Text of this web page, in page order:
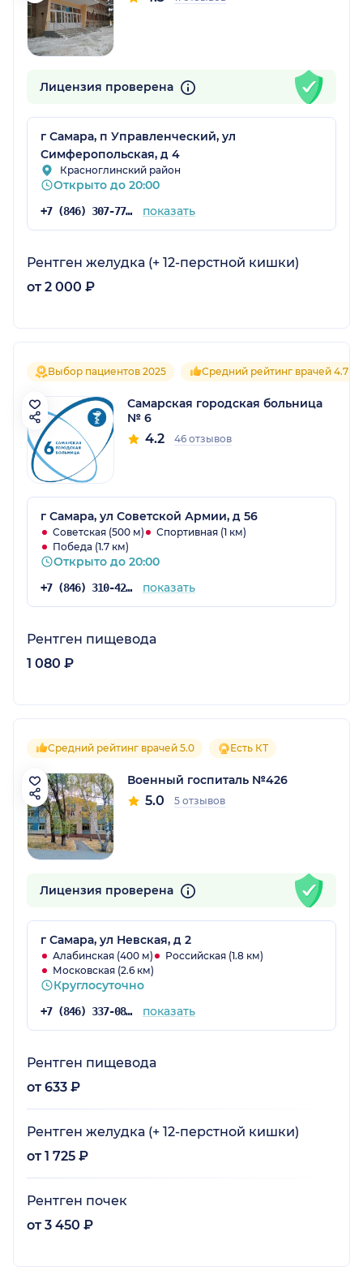
Лицензия проверена
г Самара, п Управленческий, ул
Симферопольская, д 4
Красноглинский район
Открыто до 20:00
+7 (846) 307-77-17 показать
Рентген желудка (+ 12-перстной кишки)
от 2 000 ₽
Выбор пациентов 2025 Средний рейтинг врачей 4.7
Самарская городская больница
№ 6
4.2 46 отзывов
г Самара, ул Советской Армии, д 56
Советская (500 м)
Спортивная (1 км)
Победа (1.7 км)
Открыто до 20:00
+7 (846) 310-42-00 показать
Рентген пищевода
1 080 ₽
Средний рейтинг врачей 5.0 Есть КТ
Военный госпиталь №426
5.0 5 отзывов
Лицензия проверена
г Самара, ул Невская, д 2
Алабинская (400 м)
Российская (1.8 км)
Московская (2.6 км)
Круглосуточно
+7 (846) 337-08-71 показать
Рентген пищевода
от 633 ₽
Рентген желудка (+ 12-перстной кишки)
от 1 725 ₽
Рентген почек
от 3 450 ₽